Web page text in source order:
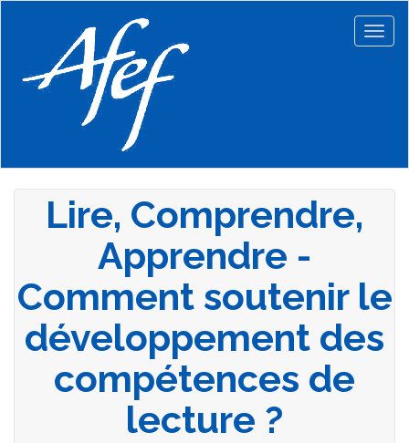
principal
Lire, Comprendre,
Apprendre -
Comment soutenir le
développement des
compétences de
lecture ?